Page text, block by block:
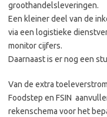
groothandelsleveringen.
Een kleiner deel van de
via een logistieke
monitor cijfers.
Daarnaast is er nog een
Van de extra
Foodstep en FSIN
rekenschema voor het